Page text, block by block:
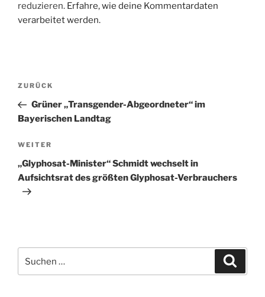
reduzieren. Erfahre, wie deine Kommentardaten
verarbeitet werden.
Beitragsnavigation
Vorheriger
Beitrag
ZURÜCK
Grüner „Transgender-Abgeordneter“ im
Bayerischen Landtag
Nächster
Beitrag
WEITER
„Glyphosat-Minister“ Schmidt wechselt in
Aufsichtsrat des größten Glyphosat-Verbrauchers
nach: